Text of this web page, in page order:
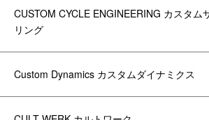
CUSTOM CYCLE ENGINEERING カスタム
リング
Custom Dynamics カスタムダイナミクス